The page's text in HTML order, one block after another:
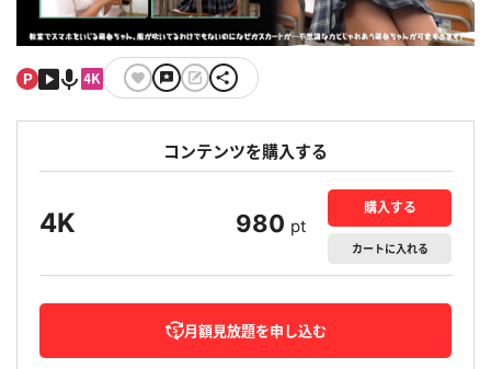
コンテンツを購入する
4K 980 pt
購入する
カートに入れる
月額見放題を申し込む